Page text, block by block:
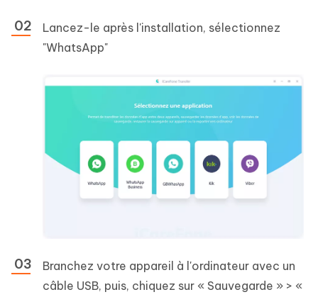
Lancez-le après l'installation, sélectionnez
"WhatsApp"
Branchez votre appareil à l'ordinateur avec un
câble USB, puis, chiquez sur « Sauvegarde » > «